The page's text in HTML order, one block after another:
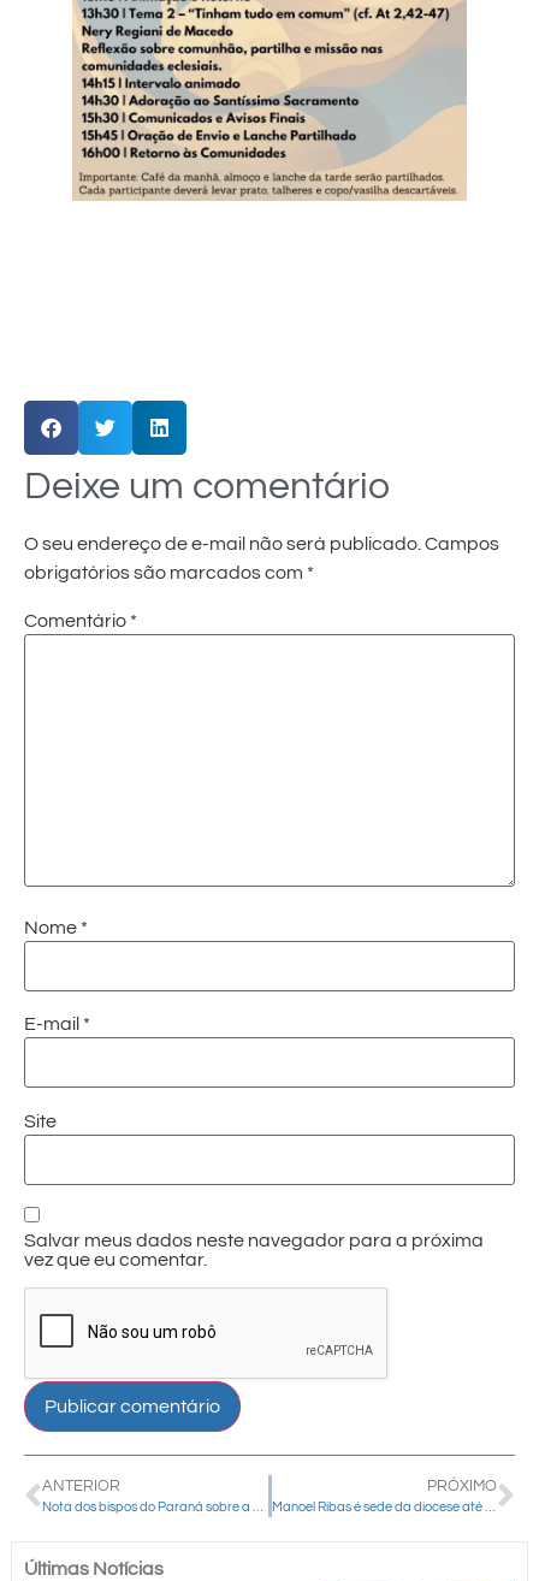
Deixe um comentário
O seu endereço de e-mail não será publicado.Campos
obrigatórios são marcados com *
Comentário *
Nome *
E-mail *
Site
Salvar meus dados neste navegador para a próxima
vez que eu comentar.
ANTERIOR PRÓXIMO
Últimas Notícias